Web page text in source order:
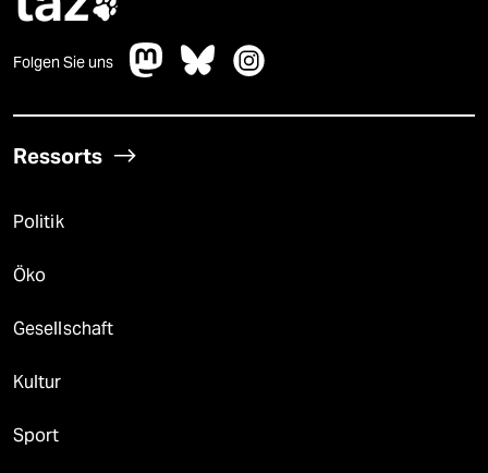

Folgen Sie uns
Ressorts
Politik
Öko
Gesellschaft
Kultur
Sport